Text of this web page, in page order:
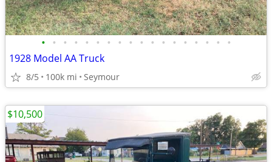
• • • • • • • • • • • • • • • • • •
1928 Model AA Truck
8/5 100k mi Seymour
$10,500